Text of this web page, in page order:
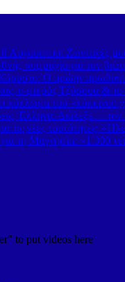
Αυγούστου: Ζωντανές
συμμαχία για τον
Ο πρώην
ο μικρός Τζόσουα & το
κύκλωμα του «κόκκινου
Έλληνα: Διάλεξε…
τις νέες ταυτότητες:
τη Μαγνησία: «1.300 νέα
to put videos here